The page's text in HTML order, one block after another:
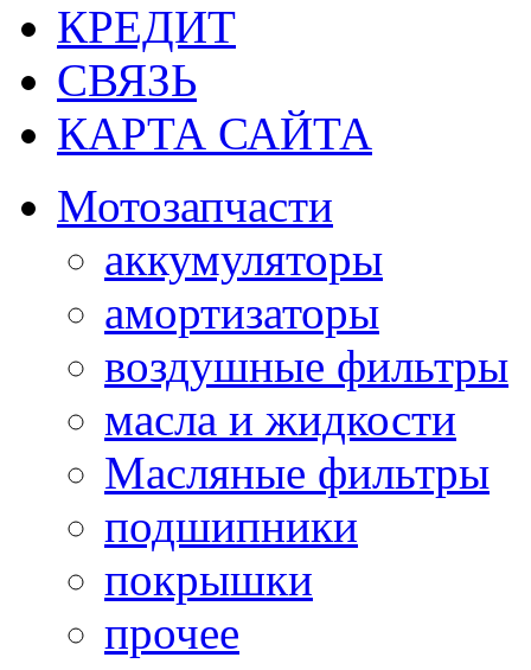
КРЕДИТ
СВЯЗЬ
КАРТА САЙТА
Мотозапчасти
аккумуляторы
амортизаторы
воздушные фильтры
масла и жидкости
Масляные фильтры
подшипники
покрышки
прочее